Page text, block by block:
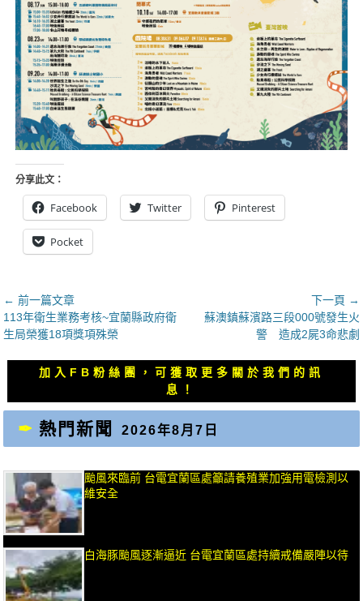
分享此文：
Facebook Twitter Pinterest
Pocket
文
章
導
覽
← 前一篇文章
上
一
113年衛生業務考核~宜蘭縣政府衛
生局榮獲18項獎項殊榮
下一頁 →
文
章：
蘇澳鎮蘇濱路三段000號發生火
警 造成2屍3命悲劇
加入FB粉絲團，可獲取更多關於我們的訊
息！
熱門新聞 2026年8月7日
颱風來臨前 台電宜蘭區處籲請養殖業加強用電檢測以
維安全
白海豚颱風逐漸逼近 台電宜蘭區處持續戒備嚴陣以待